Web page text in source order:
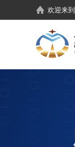
欢迎来到